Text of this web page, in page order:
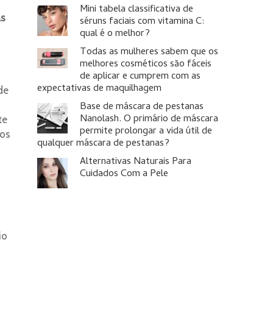
Mini tabela classificativa de
séruns faciais com vitamina C:
qual é o melhor?
Todas as mulheres sabem que os
melhores cosméticos săo fáceis
de aplicar e cumprem com as
expectativas de maquilhagem
Base de máscara de pestanas
Nanolash. O primário de máscara
permite prolongar a vida útil de
qualquer máscara de pestanas?
Alternativas Naturais Para
Cuidados Com a Pele